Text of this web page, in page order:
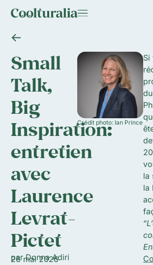
Small
Talk,
Big
Inspiration:
entretien
avec
Laurence
Levrat-
Pictet
par Donna Adiri
26 mai 2026
Crédit photo: Ian Prince
Si
la
la
“